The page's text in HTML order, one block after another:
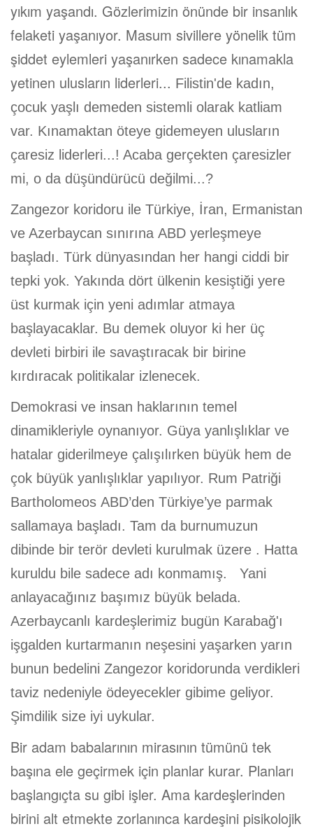
yıkım yaşandı. Gözlerimizin önünde bir insanlık
felaketi yaşanıyor. Masum sivillere yönelik tüm
şiddet eylemleri yaşanırken sadece kınamakla
yetinen ulusların liderleri... Filistin'de kadın,
çocuk yaşlı demeden sistemli olarak katliam
var. Kınamaktan öteye gidemeyen ulusların
çaresiz liderleri...! Acaba gerçekten çaresizler
mi, o da düşündürücü değilmi...?
Zangezor koridoru ile Türkiye, İran, Ermanistan
ve Azerbaycan sınırına ABD yerleşmeye
başladı. Türk dünyasından her hangi ciddi bir
tepki yok. Yakında dört ülkenin kesiştiği yere
üst kurmak için yeni adımlar atmaya
başlayacaklar. Bu demek oluyor ki her üç
devleti birbiri ile savaştıracak bir birine
kırdıracak politikalar izlenecek.
Demokrasi ve insan haklarının temel
dinamikleriyle oynanıyor. Güya yanlışlıklar ve
hatalar giderilmeye çalışılırken büyük hem de
çok büyük yanlışlıklar yapılıyor. Rum Patriği
Bartholomeos ABD’den Türkiye’ye parmak
sallamaya başladı. Tam da burnumuzun
dibinde bir terör devleti kurulmak üzere . Hatta
kuruldu bile sadece adı konmamış. Yani
anlayacağınız başımız büyük belada.
Azerbaycanlı kardeşlerimiz bugün Karabağ'ı
işgalden kurtarmanın neşesini yaşarken yarın
bunun bedelini Zangezor koridorunda verdikleri
taviz nedeniyle ödeyecekler gibime geliyor.
Şimdilik size iyi uykular.
Bir adam babalarının mirasının tümünü tek
başına ele geçirmek için planlar kurar. Planları
başlangıçta su gibi işler. Ama kardeşlerinden
birini alt etmekte zorlanınca kardeşini pisikolojik